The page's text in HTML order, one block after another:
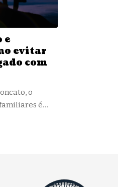
e
evitar
com
o
é…